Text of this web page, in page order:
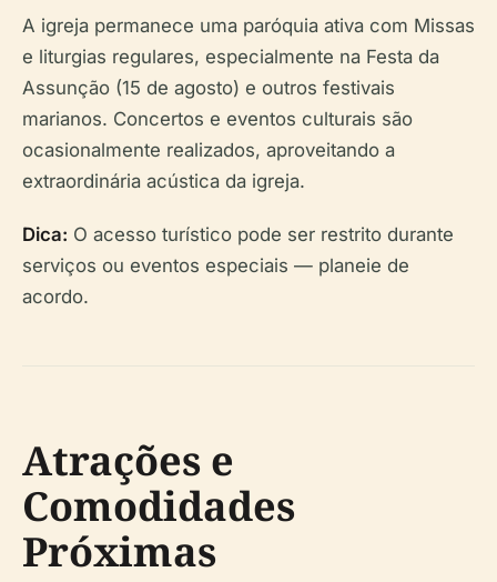
A igreja permanece uma paróquia ativa com Missas
e liturgias regulares, especialmente na Festa da
Assunção (15 de agosto) e outros festivais
marianos. Concertos e eventos culturais são
ocasionalmente realizados, aproveitando a
extraordinária acústica da igreja.
Dica: O acesso turístico pode ser restrito durante
serviços ou eventos especiais — planeie de
acordo.
Atrações e
Comodidades
Próximas